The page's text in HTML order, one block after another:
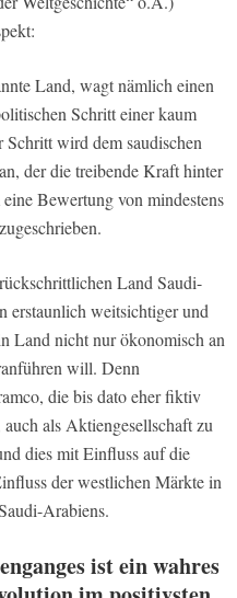
Land, wagt nämlich einen
Schritt einer kaum
Schritt wird dem saudischen
der die treibende Kraft hinter
Bewertung von mindestens
Land Saudi-
erstaunlich weitsichtiger und
Land nicht nur ökonomisch an
will. Denn
die bis dato eher fiktiv
als Aktiengesellschaft zu
dies mit Einfluss auf die
der westlichen Märkte in
Arabiens.
ist ein wahres